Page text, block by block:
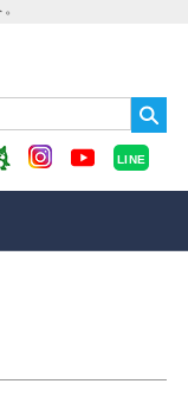
LINE